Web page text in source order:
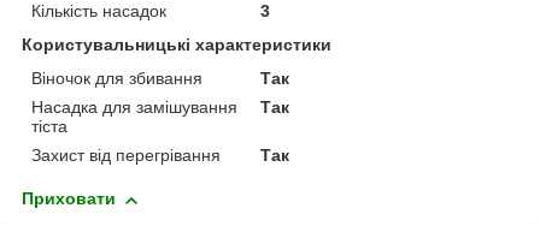
Кількість насадок
3
Користувальницькі характеристики
Віночок для збивання
Так
Насадка для замішування
тіста
Так
Захист від перегрівання Так
Приховати